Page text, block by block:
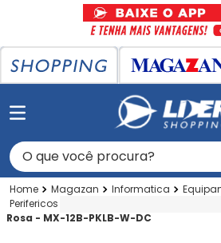
O que você procura?
Magazan Informatica
Perifericos
Calculadora
Rosa - MX-12B-PKLB-W-DC